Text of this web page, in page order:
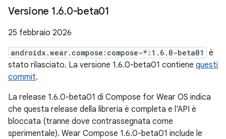
Versione 1.6.0-beta01
25 febbraio 2026
androidx.wear.compose:compose-*:1.6.0-beta01
è
stato rilasciato. La versione 1.6.0-beta01 contiene questi
commit.
La release 1.6.0-beta01 di Compose for Wear OS indica
che questa release della libreria è completa e l'API è
bloccata (tranne dove contrassegnata come
sperimentale). Wear Compose 1.6.0-beta01 include le